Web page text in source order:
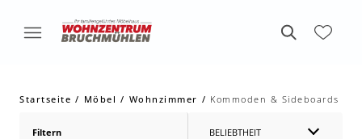
Startseite Möbel Wohnzimmer Kommoden & Sideboards
Filtern BELIEBTHEIT